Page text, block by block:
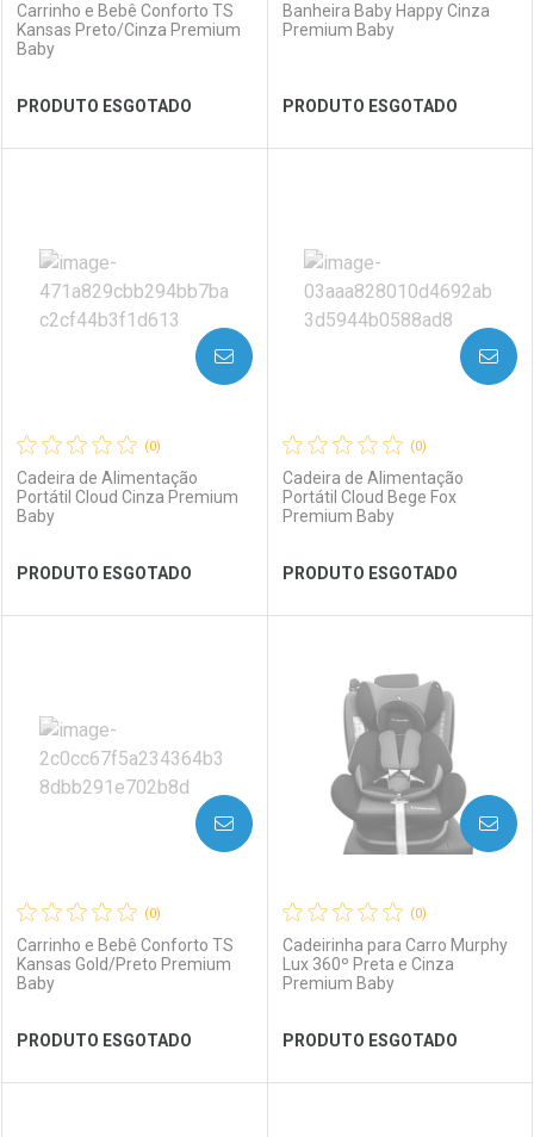
Ver Desconto Convênio Ver Desconto Convênio
Carrinho e Bebê Conforto TS
Kansas Preto/Cinza Premium
Baby
PRODUTO ESGOTADO
Laboratório
Ver Desconto Convênio
Por Menos
Banheira Baby Happy Cinza
Premium Baby
PRODUTO ESGOTADO
Laboratório
Ver Desconto Convênio
Por Menos
(0)
Cadeira de Alimentação
Portátil Cloud Cinza Premium
Baby
PRODUTO ESGOTADO
AVISE-ME
Laboratório
Ver Desconto Convênio
Por Menos
(0)
Cadeira de Alimentação
Portátil Cloud Bege Fox
Premium Baby
PRODUTO ESGOTADO
AVISE-ME
Laboratório
Ver Desconto Convênio
Por Menos
(0)
Carrinho e Bebê Conforto TS
Kansas Gold/Preto Premium
Baby
PRODUTO ESGOTADO
AVISE-ME
(0)
Cadeirinha para Carro Murphy
Lux 360º Preta e Cinza
Premium Baby
PRODUTO ESGOTADO
AVISE-ME